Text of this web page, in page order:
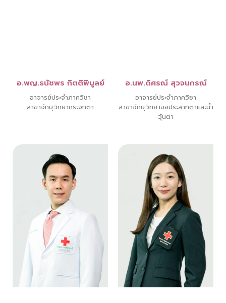
อ.พญ.ธนัชพร กิตติพิบูลย์
อาจารย์ประจำภาควิชา
สาขาจักษุวิทยากระจกตา
อ.นพ.ดิศรณ์ สุวจนกรณ์
อาจารย์ประจำภาควิชา
สาขาจักษุวิทยาจอประสาทตาและน้ำ
วุ้นตา